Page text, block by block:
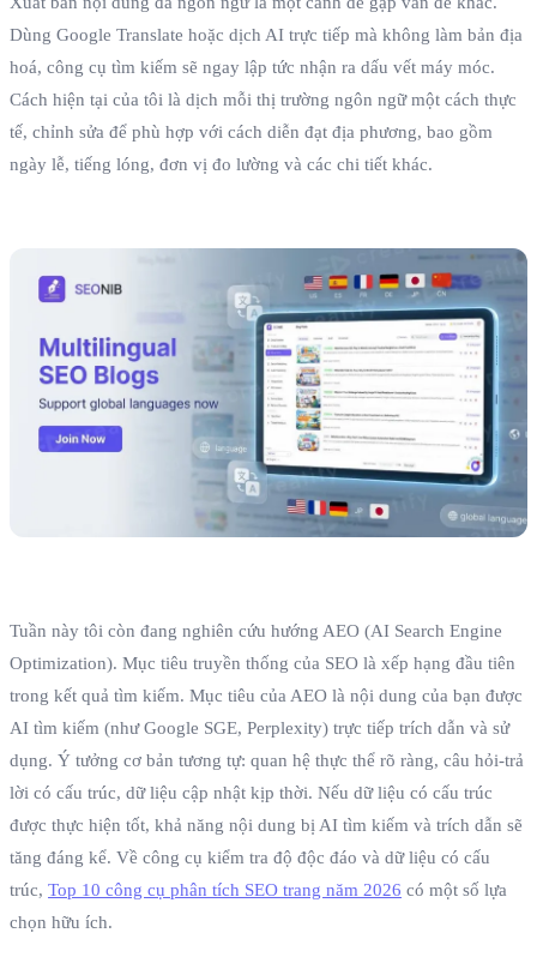
Dùng Google Translate hoặc dịch AI trực tiếp mà không làm bản địa
hoá, công cụ tìm kiếm sẽ ngay lập tức nhận ra dấu vết máy móc.
Cách hiện tại của tôi là dịch mỗi thị trường ngôn ngữ một cách thực
tế, chỉnh sửa để phù hợp với cách diễn đạt địa phương, bao gồm
ngày lễ, tiếng lóng, đơn vị đo lường và các chi tiết khác.
Tuần này tôi còn đang nghiên cứu hướng AEO (AI Search Engine
Optimization). Mục tiêu truyền thống của SEO là xếp hạng đầu tiên
trong kết quả tìm kiếm. Mục tiêu của AEO là nội dung của bạn được
AI tìm kiếm (như Google SGE, Perplexity) trực tiếp trích dẫn và sử
dụng. Ý tưởng cơ bản tương tự: quan hệ thực thể rõ ràng, câu hỏi‑trả
lời có cấu trúc, dữ liệu cập nhật kịp thời. Nếu dữ liệu có cấu trúc
được thực hiện tốt, khả năng nội dung bị AI tìm kiếm và trích dẫn sẽ
tăng đáng kể. Về công cụ kiểm tra độ độc đáo và dữ liệu có cấu
trúc, Top 10 công cụ phân tích SEO trang năm 2026 có một số lựa
chọn hữu ích.